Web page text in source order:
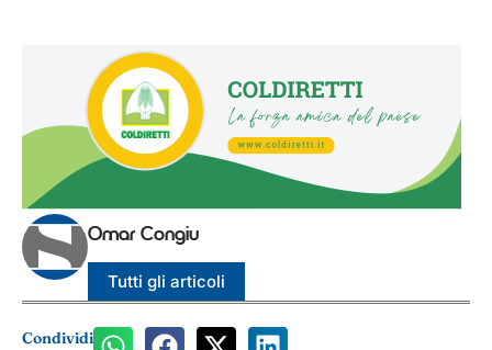
Omar Congiu
Tutti gli articoli
Condividi